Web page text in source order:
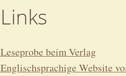
Links
Leseprobe beim Verlag
Englischsprachige Website